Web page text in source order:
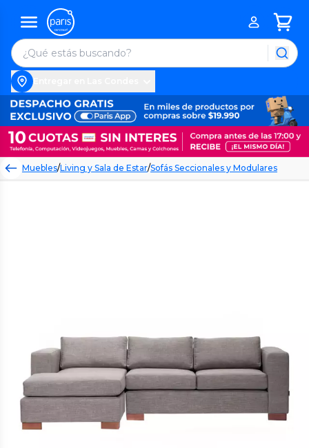
Muebles/Living y Sala de Estar/Sofás Seccionales y Modulares